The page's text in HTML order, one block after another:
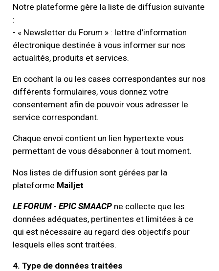
Notre plateforme gère la liste de diffusion suivante
:
- « Newsletter du Forum » : lettre d’information
électronique destinée à vous informer sur nos
actualités, produits et services.
En cochant la ou les cases correspondantes sur nos
différents formulaires, vous donnez votre
consentement afin de pouvoir vous adresser le
service correspondant.
Chaque envoi contient un lien hypertexte vous
permettant de vous désabonner à tout moment.
Nos listes de diffusion sont gérées par la
plateforme Mailjet
LE FORUM -EPIC SMAACP ne collecte que les
données adéquates, pertinentes et limitées à ce
qui est nécessaire au regard des objectifs pour
lesquels elles sont traitées.
4. Type de données traitées